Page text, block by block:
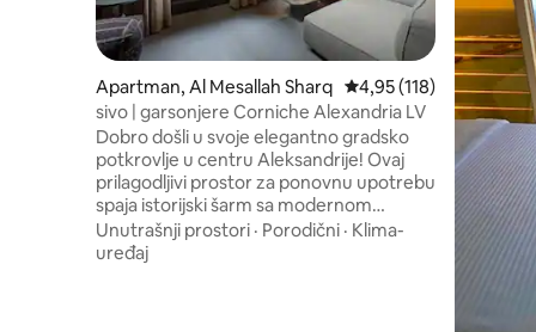
Apartman, Al Mesallah Sharq Prosečna ocena 4,95
4,95 (118)
sivo | garsonjere Corniche Alexandria LV
Dobro došli u svoje elegantno gradsko
potkrovlje u centru Aleksandrije! Ovaj
prilagodljivi prostor za ponovnu upotrebu
spaja istorijski šarm sa modernom
udobnošću. Sa plišanim bračnim
krevetom na međuspratu, udobnim
Unutrašnji prostori · Porodični · Klima-
uređaj